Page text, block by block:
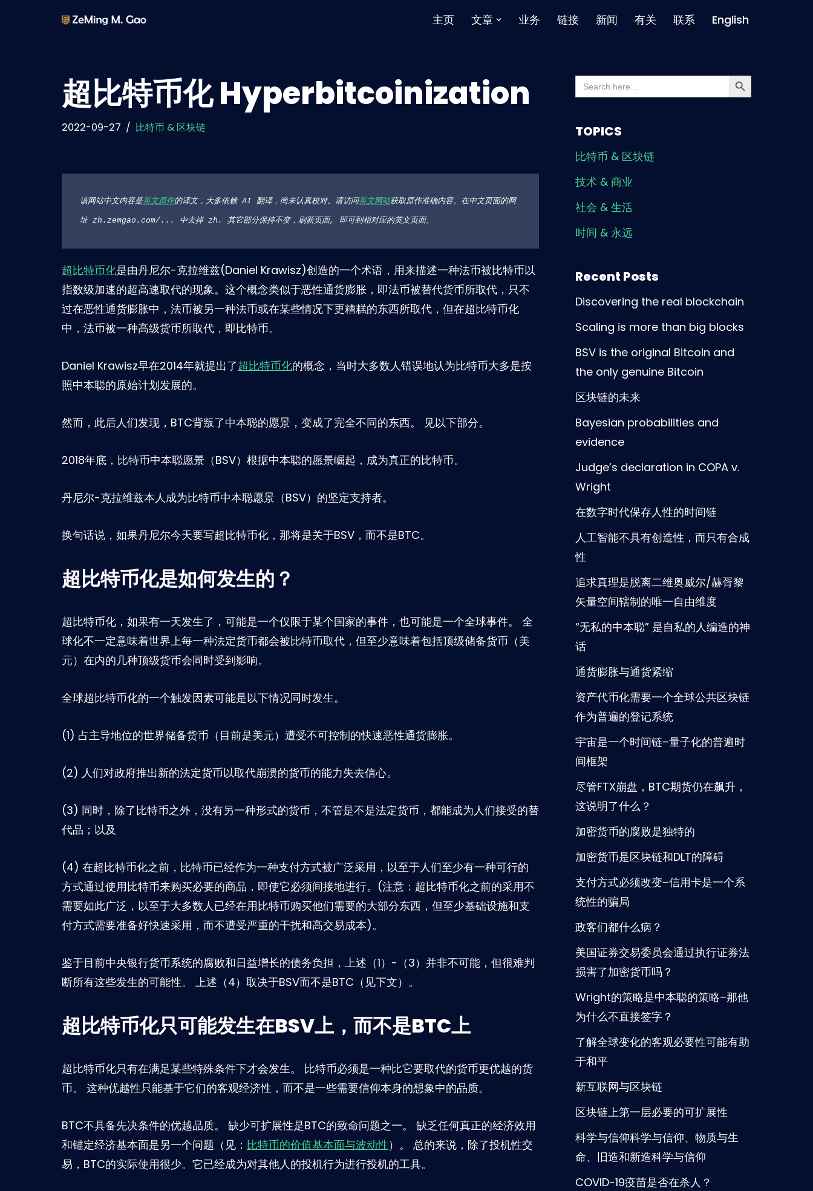
主页 文章 业务 链接 新闻 有关 联系 English
超比特币化 Hyperbitcoinization
2022-09-27 比特币 & 区块链
该网站中文内容是英文原作的译文，大多依赖 AI 翻译，尚未认真校对。请访问英文网站获取原作准确内容。在中文页面的网
址 zh.zemgao.com/... 中去掉 zh. 其它部分保持不变，刷新页面, 即可到相对应的英文页面。
超比特币化是由丹尼尔-克拉维兹(Daniel Krawisz)创造的一个术语，用来描述一种法币被比特币以
指数级加速的超高速取代的现象。这个概念类似于恶性通货膨胀，即法币被替代货币所取代，只不
过在恶性通货膨胀中，法币被另一种法币或在某些情况下更糟糕的东西所取代，但在超比特币化
中，法币被一种高级货币所取代，即比特币。
Daniel Krawisz早在2014年就提出了超比特币化的概念，当时大多数人错误地认为比特币大多是按
照中本聪的原始计划发展的。
然而，此后人们发现，BTC背叛了中本聪的愿景，变成了完全不同的东西。 见以下部分。
2018年底，比特币中本聪愿景（BSV）根据中本聪的愿景崛起，成为真正的比特币。
丹尼尔-克拉维兹本人成为比特币中本聪愿景（BSV）的坚定支持者。
换句话说，如果丹尼尔今天要写超比特币化，那将是关于BSV，而不是BTC。
超比特币化是如何发生的？
超比特币化，如果有一天发生了，可能是一个仅限于某个国家的事件，也可能是一个全球事件。 全
球化不一定意味着世界上每一种法定货币都会被比特币取代，但至少意味着包括顶级储备货币（美
元）在内的几种顶级货币会同时受到影响。
全球超比特币化的一个触发因素可能是以下情况同时发生。
(1) 占主导地位的世界储备货币（目前是美元）遭受不可控制的快速恶性通货膨胀。
(2) 人们对政府推出新的法定货币以取代崩溃的货币的能力失去信心。
(3) 同时，除了比特币之外，没有另一种形式的货币，不管是不是法定货币，都能成为人们接受的替
代品；以及
(4) 在超比特币化之前，比特币已经作为一种支付方式被广泛采用，以至于人们至少有一种可行的
方式通过使用比特币来购买必要的商品，即使它必须间接地进行。(注意：超比特币化之前的采用不
需要如此广泛，以至于大多数人已经在用比特币购买他们需要的大部分东西，但至少基础设施和支
付方式需要准备好快速采用，而不遭受严重的干扰和高交易成本)。
鉴于目前中央银行货币系统的腐败和日益增长的债务负担，上述（1）-（3）并非不可能，但很难判
断所有这些发生的可能性。 上述（4）取决于BSV而不是BTC（见下文）。
超比特币化只可能发生在BSV上，而不是BTC上
超比特币化只有在满足某些特殊条件下才会发生。 比特币必须是一种比它要取代的货币更优越的货
币。 这种优越性只能基于它们的客观经济性，而不是一些需要信仰本身的想象中的品质。
BTC不具备先决条件的优越品质。 缺少可扩展性是BTC的致命问题之一。 缺乏任何真正的经济效用
和锚定经济基本面是另一个问题（见： 比特币的价值基本面与波动性）。 总的来说，除了投机性交
易，BTC的实际使用很少。它已经成为对其他人的投机行为进行投机的工具。
Search
for:
Search Button
TOPICS
比特币 & 区块链
技术 & 商业
社会 & 生活
时间 & 永远
Recent Posts
Discovering the real blockchain
Scaling is more than big blocks
BSV is the original Bitcoin and
the only genuine Bitcoin
区块链的未来
Bayesian probabilities and
evidence
Judge’s declaration in COPA v.
Wright
在数字时代保存人性的时间链
人工智能不具有创造性，而只有合成
性
追求真理是脱离二维奥威尔/赫胥黎
矢量空间辖制的唯一自由维度
“无私的中本聪” 是自私的人编造的神
话
通货膨胀与通货紧缩
资产代币化需要一个全球公共区块链
作为普遍的登记系统
宇宙是一个时间链–量子化的普遍时
间框架
尽管FTX崩盘，BTC期货仍在飙升，
这说明了什么？
加密货币的腐败是独特的
加密货币是区块链和DLT的障碍
支付方式必须改变–信用卡是一个系
统性的骗局
政客们都什么病？
美国证券交易委员会通过执行证券法
损害了加密货币吗？
Wright的策略是中本聪的策略–那他
为什么不直接签字？
了解全球变化的客观必要性可能有助
于和平
新互联网与区块链
区块链上第一层必要的可扩展性
科学与信仰科学与信仰、物质与生
命、旧造和新造科学与信仰
COVID-19疫苗是否在杀人？